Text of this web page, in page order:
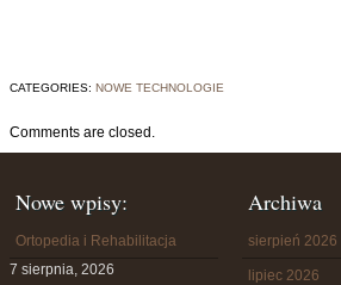
CATEGORIES: NOWE TECHNOLOGIE
Comments are closed.
Nowe wpisy:
Ortopedia i Rehabilitacja
7 sierpnia, 2026
Archiwa
sierpień 2026
lipiec 2026